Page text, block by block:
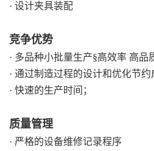
· 设计夹具装配
竞争优势
· 多品种小批量生产§高效率 高品
· 通过制造过程的设计和优化节约
· 快速的生产时间；
质量管理
· 严格的设备维修记录程序